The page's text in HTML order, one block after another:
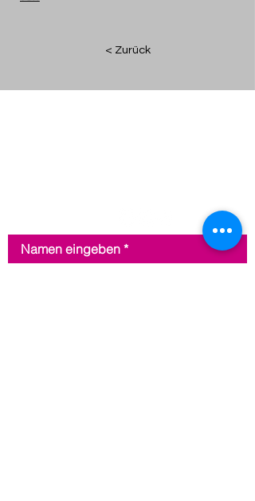
< Zurück
Namen eingeben